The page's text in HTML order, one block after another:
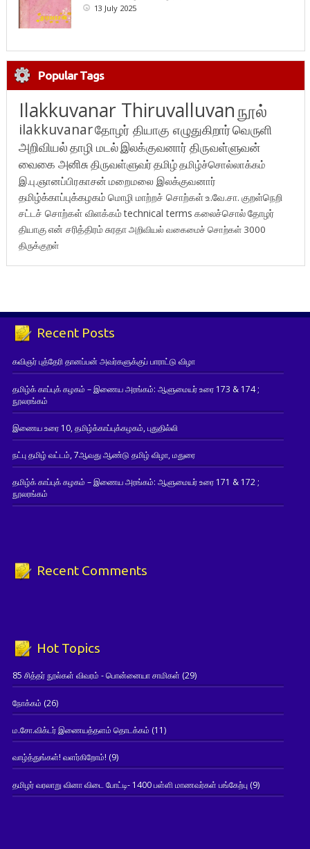
13 July 2025
Popular Tags
Ilakkuvanar Thiruvalluvanநூல்
ilakkuvanarதோழர் தியாகு எழுதுகிறார்வெருளி
அறிவியல்தாழி மடல்இலக்குவனார் திருவள்ளுவன்
வைகை அனிசுதிருவள்ளுவர்தமிழ்தமிழ்ச்சொல்லாக்கம்
இ.பு.ஞானப்பிரகாசன் மறைமலை இலக்குவனார்
தமிழ்க்காப்புக்கழகம் மொழி மாற்றச் சொற்கள்உ.வே.சா. குறள்நெறி
சட்டச் சொற்கள் விளக்கம்technical terms கலைச்சொல்தோழர்
தியாகுஎன் சரித்திரம்சுரதாஅறிவியல் வகைமைச் சொற்கள் 3000
திருக்குறள்
Recent Posts
கவிஞர் புத்தேரி தானப்பன் அவர்களுக்குப் பாராட்டு விழா
தமிழ்க் காப்புக் கழகம் – இணைய அரங்கம்: ஆளுமையர் உரை 173 & 174 ;
நூலரங்கம்
இணைய உரை 10, தமிழ்க்காப்புக்கழகம், புதுதில்லி
நட்பு தமிழ் வட்டம், 7ஆவது ஆண்டு தமிழ் விழா, மதுரை
தமிழ்க் காப்புக் கழகம் – இணைய அரங்கம்: ஆளுமையர் உரை 171 & 172 ;
நூலரங்கம்
Recent Comments
Hot Topics
85 சித்தர் நூல்கள் விவரம் - பொன்னையா சாமிகள் (29)
நோக்கம் (26)
ம.சோ.விக்டர் இணையத்தளம் தொடக்கம் (11)
வாழ்த்துங்கள்! வளர்கிறோம்! (9)
தமிழர் வரலாறு வினா விடை போட்டி- 1400 பள்ளி மாணவர்கள் பங்கேற்பு(9)